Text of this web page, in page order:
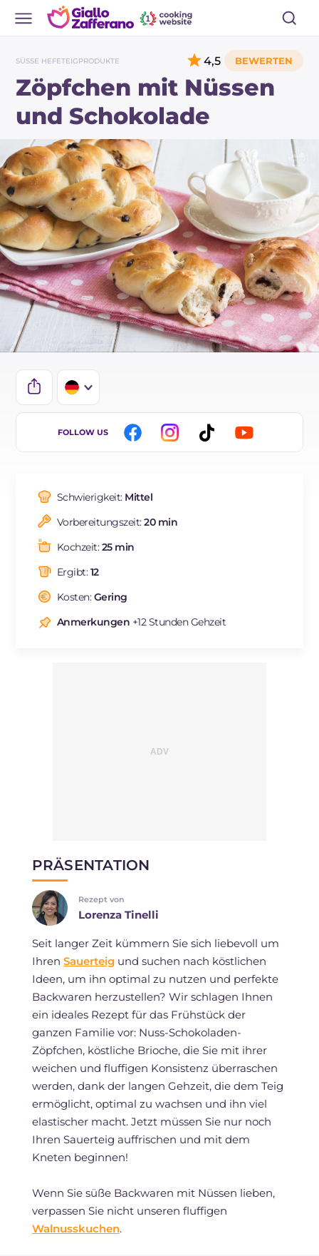
SÜSSE HEFETEIGPRODUKTE
Zöpfchen mit Nüssen
und Schokolade
4,5
IT
ES
BR
NL
FOLLOW US
Schwierigkeit: Mittel
Vorbereitungszeit:20 min
Kochzeit:25 min
Ergibt:12
Kosten:Gering
Anmerkungen +12 Stunden Gehzeit
PRÄSENTATION
Rezept von
Lorenza Tinelli
Seit langer Zeit kümmern Sie sich liebevoll um
Ihren Sauerteigund suchen nach köstlichen
Ideen, um ihn optimal zu nutzen und perfekte
Backwaren herzustellen? Wir schlagen Ihnen
ein ideales Rezept für das Frühstück der
ganzen Familie vor: Nuss-Schokoladen-
Zöpfchen, köstliche Brioche, die Sie mit ihrer
weichen und fluffigen Konsistenz überraschen
werden, dank der langen Gehzeit, die dem Teig
ermöglicht, optimal zu wachsen und ihn viel
elastischer macht. Jetzt müssen Sie nur noch
Ihren Sauerteig auffrischen und mit dem
Kneten beginnen!
Wenn Sie süße Backwaren mit Nüssen lieben,
verpassen Sie nicht unseren fluffigen
Walnusskuchen.